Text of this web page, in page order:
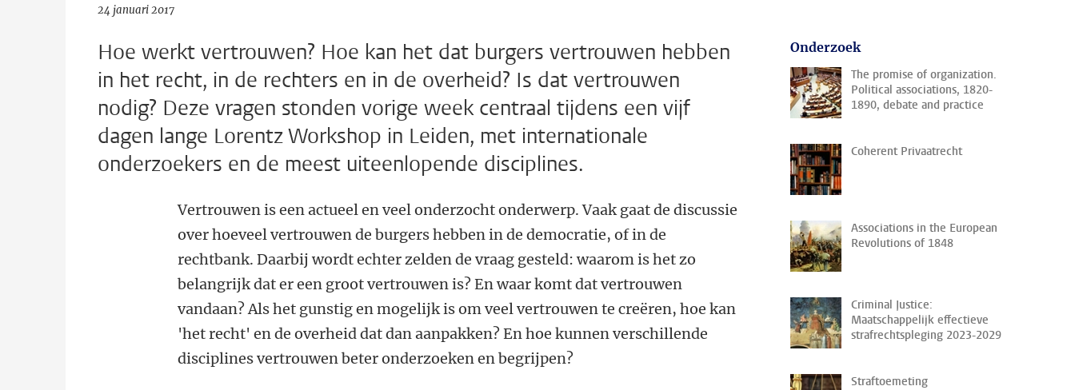
24 januari 2017
Hoe werkt vertrouwen? Hoe kan het dat burgers vertrouwen hebben
in het recht, in de rechters en in de overheid? Is dat vertrouwen
nodig? Deze vragen stonden vorige week centraal tijdens een vijf
dagen lange Lorentz Workshop in Leiden, met internationale
onderzoekers en de meest uiteenlopende disciplines.
Vertrouwen is een actueel en veel onderzocht onderwerp. Vaak gaat de discussie
over hoeveel vertrouwen de burgers hebben in de democratie, of in de
rechtbank. Daarbij wordt echter zelden de vraag gesteld: waarom is het zo
belangrijk dat er een groot vertrouwen is? En waar komt dat vertrouwen
vandaan? Als het gunstig en mogelijk is om veel vertrouwen te creëren, hoe kan
'het recht' en de overheid dat dan aanpakken? En hoe kunnen verschillende
disciplines vertrouwen beter onderzoeken en begrijpen?
Onderzoek
The promise of organization.
Political associations, 1820-
1890, debate and practice
Coherent Privaatrecht
Associations in the European
Revolutions of 1848
Criminal Justice:
Maatschappelijk effectieve
strafrechtspleging 2023-2029
Straftoemeting